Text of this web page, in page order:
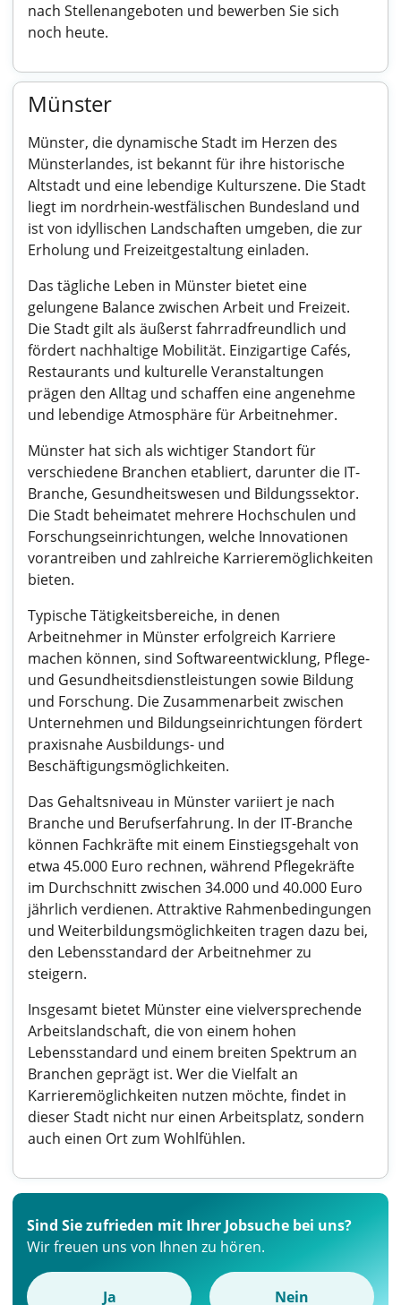
nach Stellenangeboten und bewerben Sie sich
noch heute.
Münster
Münster, die dynamische Stadt im Herzen des
Münsterlandes, ist bekannt für ihre historische
Altstadt und eine lebendige Kulturszene. Die Stadt
liegt im nordrhein-westfälischen Bundesland und
ist von idyllischen Landschaften umgeben, die zur
Erholung und Freizeitgestaltung einladen.
Das tägliche Leben in Münster bietet eine
gelungene Balance zwischen Arbeit und Freizeit.
Die Stadt gilt als äußerst fahrradfreundlich und
fördert nachhaltige Mobilität. Einzigartige Cafés,
Restaurants und kulturelle Veranstaltungen
prägen den Alltag und schaffen eine angenehme
und lebendige Atmosphäre für Arbeitnehmer.
Münster hat sich als wichtiger Standort für
verschiedene Branchen etabliert, darunter die IT-
Branche, Gesundheitswesen und Bildungssektor.
Die Stadt beheimatet mehrere Hochschulen und
Forschungseinrichtungen, welche Innovationen
vorantreiben und zahlreiche Karrieremöglichkeiten
bieten.
Typische Tätigkeitsbereiche, in denen
Arbeitnehmer in Münster erfolgreich Karriere
machen können, sind Softwareentwicklung, Pflege-
und Gesundheitsdienstleistungen sowie Bildung
und Forschung. Die Zusammenarbeit zwischen
Unternehmen und Bildungseinrichtungen fördert
praxisnahe Ausbildungs- und
Beschäftigungsmöglichkeiten.
Das Gehaltsniveau in Münster variiert je nach
Branche und Berufserfahrung. In der IT-Branche
können Fachkräfte mit einem Einstiegsgehalt von
etwa 45.000 Euro rechnen, während Pflegekräfte
im Durchschnitt zwischen 34.000 und 40.000 Euro
jährlich verdienen. Attraktive Rahmenbedingungen
und Weiterbildungsmöglichkeiten tragen dazu bei,
den Lebensstandard der Arbeitnehmer zu
steigern.
Insgesamt bietet Münster eine vielversprechende
Arbeitslandschaft, die von einem hohen
Lebensstandard und einem breiten Spektrum an
Branchen geprägt ist. Wer die Vielfalt an
Karrieremöglichkeiten nutzen möchte, findet in
dieser Stadt nicht nur einen Arbeitsplatz, sondern
auch einen Ort zum Wohlfühlen.
Sind Sie zufrieden mit Ihrer Jobsuche bei uns?
Wir freuen uns von Ihnen zu hören.
Ja Nein